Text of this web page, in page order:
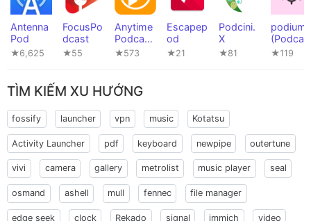
Antenna
Pod
★6,625
FocusPo
dcast
★55
Anytime
Podcast
Player
★573
Escapep
od
★21
Podcini.
X
★81
podium
(Podcas
ts)
★119
TÌM KIẾM XU HƯỚNG
fossify launcher vpn music Kotatsu
Activity Launcher pdf keyboard newpipe outertune
vivi camera gallery metrolist music player seal
osmand ashell mull fennec file manager
edge seek clock Rekado signal immich video